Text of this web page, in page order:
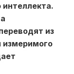
интеллекта.
из